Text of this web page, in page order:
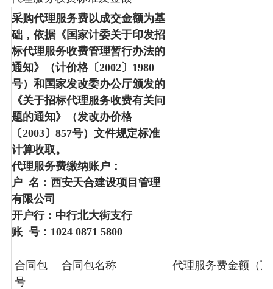
采购代理服务费以成交金额为基
础，依据《国家计委关于印发招
标代理服务收费管理暂行办法的
通知》（计价格〔2002〕1980
号）和国家发改委办公厅颁发的
《关于招标代理服务收费有关问
题的通知》（发改办价格
〔2003〕857号）文件规定标准
计算收取。
代理服务费缴纳账户：
户 名：西安天合建设项目管理
有限公司
开户行：中行北大街支行
账 号：1024 0871 5800
合同包
号
合同包名称 代理服务费金额（